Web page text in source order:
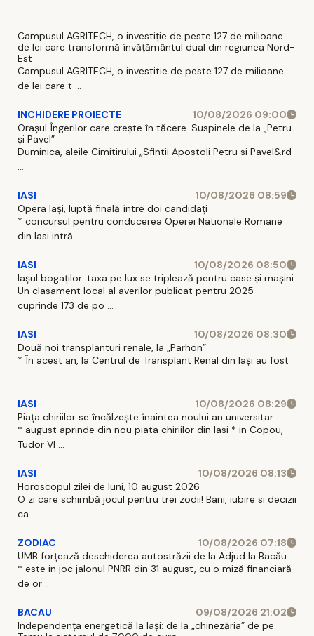
Campusul AGRITECH, o investiție de peste 127 de milioane
de lei care transformă învățământul dual din regiunea Nord-
Est
Campusul AGRITECH, o investitie de peste 127 de milioane
de lei care t ...
INCHIDERE PROIECTE
10/08/2026 09:00
Orașul Îngerilor care crește în tăcere. Suspinele de la „Petru
și Pavel”
Duminica, aleile Cimitirului „Sfintii Apostoli Petru si Pavel&rd
IASI
10/08/2026 08:59
Opera Iași, luptă finală între doi candidați
* concursul pentru conducerea Operei Nationale Romane
din Iasi intră ...
IASI
10/08/2026 08:50
Iașul bogaților: taxa pe lux se triplează pentru case și mașini
Un clasament local al averilor publicat pentru 2025
cuprinde 173 de po ...
IASI
10/08/2026 08:30
Două noi transplanturi renale, la „Parhon”
* În acest an, la Centrul de Transplant Renal din Iaşi au fost
IASI
10/08/2026 08:29
Piața chiriilor se încălzește înaintea noului an universitar
* august aprinde din nou piata chiriilor din Iasi * in Copou,
Tudor Vl ...
IASI
10/08/2026 08:13
Horoscopul zilei de luni, 10 august 2026
O zi care schimbă jocul pentru trei zodii! Bani, iubire si decizii
ca ...
ZODIAC
10/08/2026 07:18
UMB forțează deschiderea autostrăzii de la Adjud la Bacău
* este in joc jalonul PNRR din 31 august, cu o miză financiară
de or ...
BACAU
09/08/2026 21:02
Independența energetică la Iași: de la „chinezăria” de pe